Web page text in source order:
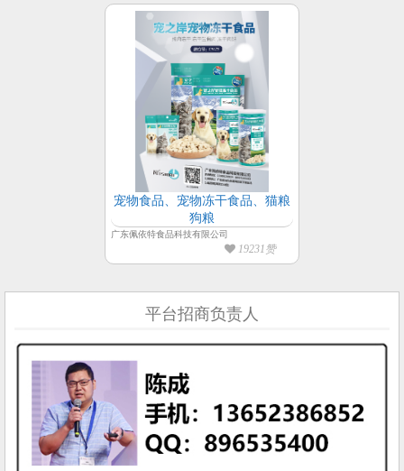
宠物食品、宠物冻干食品、猫粮
狗粮
广东佩依特食品科技有限公司
19231赞
平台招商负责人